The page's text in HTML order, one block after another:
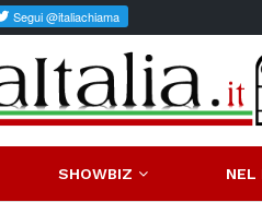
SHOWBIZ NEL